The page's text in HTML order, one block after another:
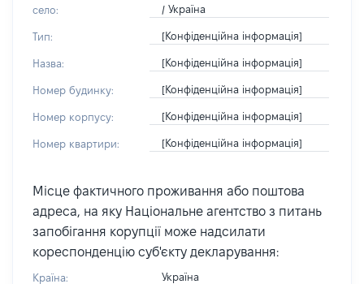
село:
/ Україна
Тип: [Конфіденційна інформація]
Назва: [Конфіденційна інформація]
Номер будинку: [Конфіденційна інформація]
Номер корпусу: [Конфіденційна інформація]
Номер квартири: [Конфіденційна інформація]
Місце фактичного проживання або поштова
адреса, на яку Національне агентство з питань
запобігання корупції може надсилати
кореспонденцію суб'єкту декларування:
Країна: Україна